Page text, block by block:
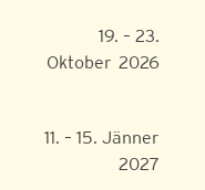
19. – 23.
Oktober 2026
11. – 15. Jänner
2027